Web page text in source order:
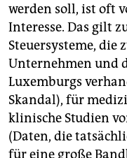
werden soll, ist oft
Interesse. Das gilt
Steuersysteme, die
Unternehmen und
Luxemburgs
Skandal), für
klinische Studien
(Daten, die
für eine große